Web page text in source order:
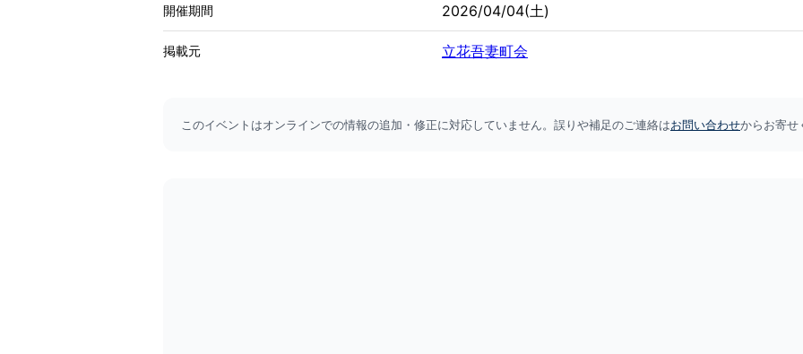
開催期間 2026/04/04(土)
掲載元 立花吾妻町会
このイベントはオンラインでの情報の追加・修正に対応していません。誤りや補足のご連絡はお問い合わせからお寄せ